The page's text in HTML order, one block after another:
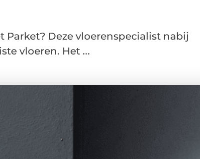
Parket? Deze vloerenspecialist nabij
vloeren. Het ...